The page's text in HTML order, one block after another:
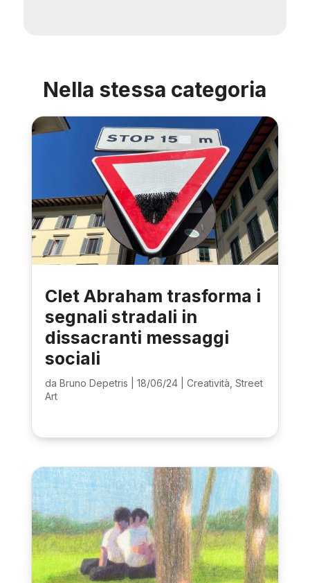
Nella stessa categoria
Clet Abraham trasforma i
segnali stradali in
dissacranti messaggi
sociali
da Bruno Depetris 18/06/24| Creatività Street
Art